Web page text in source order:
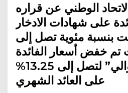
الوطني عن قراره
على شهادات الادخار
بنسبة مئوية تصل إلى
تم خفض أسعار الفائدة
على شهادة “أموالي” لتصل إلى 13.25%
على العائد الشهري